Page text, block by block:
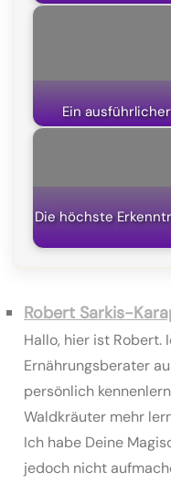
Ein
Die höchste
Robert Sarkis-
Hallo, hier ist Robert.
Ernährungsberater
persönlich
Waldkräuter mehr
Ich habe Deine
jedoch nicht